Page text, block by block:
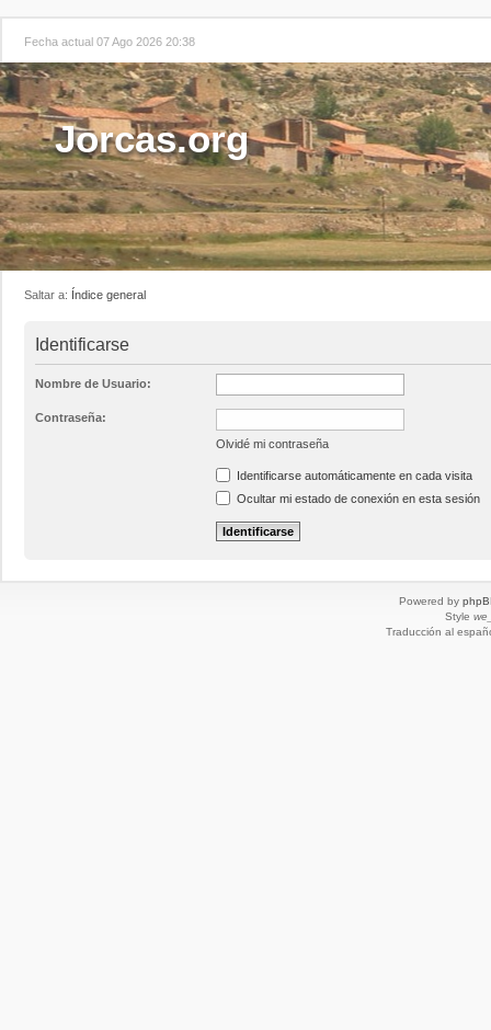
Fecha actual 07 Ago 2026 20:38
Jorcas.org
Saltar a: Índice general
Identificarse
Nombre de Usuario:
Contraseña:
Olvidé mi contraseña
Identificarse automáticamente en cada visita
Ocultar mi estado de conexión en esta sesión
Powered by
Style
Traducción al